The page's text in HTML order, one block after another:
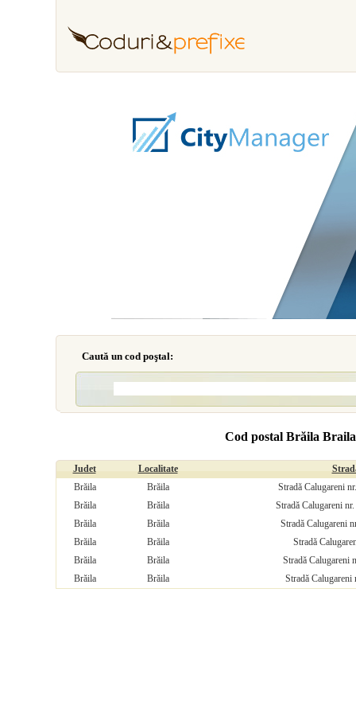
Caută un cod poştal:
Cod postal Brăila
Judet Localitate
Brăila
Brăila
Stradă Calugareni
Brăila
Brăila
Stradă Calugareni
Brăila
Brăila
Stradă Calugareni
Brăila
Brăila
Stradă
Brăila
Brăila
Stradă Calugareni
Brăila
Brăila Stradă Calugareni